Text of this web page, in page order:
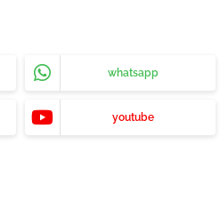
whatsapp
youtube